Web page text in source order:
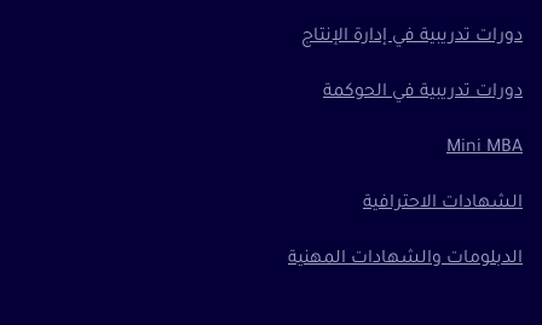
دورات تدريبية في إدارة الإنتاج
دورات تدريبية في الحوكمة
Mini MBA
الشهادات الاحترافية
الدبلومات والشهادات المهنية